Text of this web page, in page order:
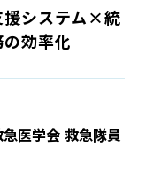
システム×統
効率化
医学会 救急隊員